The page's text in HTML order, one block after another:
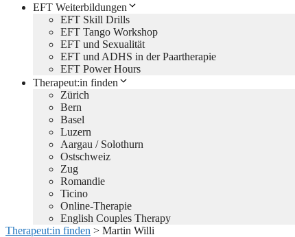
EFT Weiterbildungen
EFT Skill Drills
EFT Tango Workshop
EFT und Sexualität
EFT und ADHS in der Paartherapie
EFT Power Hours
Therapeut:in finden
Zürich
Bern
Basel
Luzern
Aargau / Solothurn
Ostschweiz
Zug
Romandie
Ticino
Online-Therapie
English Couples Therapy
Therapeut:in finden > Martin Willi